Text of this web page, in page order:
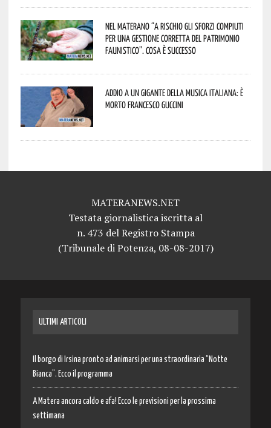
Nel materano “a rischio gli sforzi compiuti
per una gestione corretta del patrimonio
faunistico”. Cosa è successo
Addio a un gigante della musica italiana: è
morto Francesco Guccini
MATERANEWS.NET
Testata giornalistica iscritta al
n. 473 del Registro Stampa
(Tribunale di Potenza, 08-08-2017)
ULTIMI ARTICOLI
Il borgo di Irsina pronto ad animarsi per una straordinaria “Notte
Bianca”. Ecco il programma
A Matera ancora caldo e afa! Ecco le previsioni per la prossima
settimana